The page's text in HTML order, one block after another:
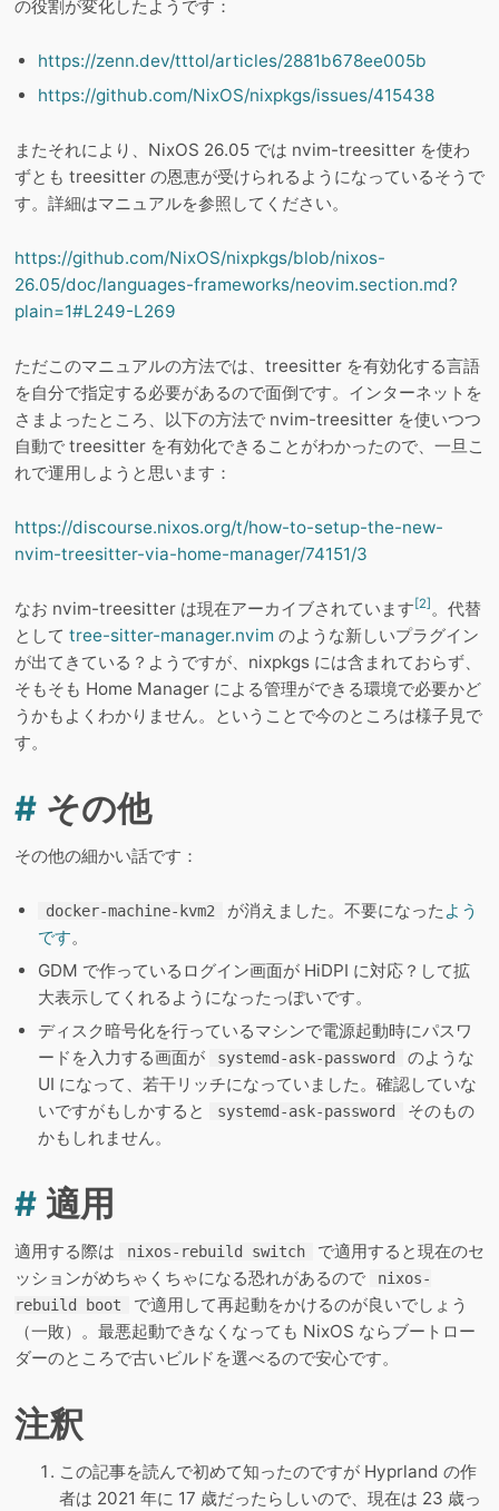
の役割が変化したようです：
https://zenn.dev/tttol/articles/2881b678ee005b
https://github.com/NixOS/nixpkgs/issues/415438
またそれにより、NixOS 26.05 では nvim-treesitter を使わ
ずとも treesitter の恩恵が受けられるようになっているそうで
す。詳細はマニュアルを参照してください。
https://github.com/NixOS/nixpkgs/blob/nixos-
26.05/doc/languages-frameworks/neovim.section.md?
plain=1#L249-L269
ただこのマニュアルの方法では、treesitter を有効化する言語
を自分で指定する必要があるので面倒です。インターネットを
さまよったところ、以下の方法で nvim-treesitter を使いつつ
自動で treesitter を有効化できることがわかったので、一旦こ
れで運用しようと思います：
https://discourse.nixos.org/t/how-to-setup-the-new-
nvim-treesitter-via-home-manager/74151/3
なお nvim-treesitter は現在アーカイブされています[2] 。代替
として tree-sitter-manager.nvim のような新しいプラグイン
が出てきている？ようですが、nixpkgs には含まれておらず、
そもそも Home Manager による管理ができる環境で必要かど
うかもよくわかりません。ということで今のところは様子見で
す。
# その他
その他の細かい話です：
docker-machine-kvm2 が消えました。不要になった よう
です。
GDM で作っているログイン画面が HiDPI に対応？して拡
大表示してくれるようになったっぽいです。
ディスク暗号化を行っているマシンで電源起動時にパスワ
ードを入力する画面が
systemd-ask-password
のような
UI になって、若干リッチになっていました。確認していな
いですがもしかすると
systemd-ask-password
そのもの
かもしれません。
# 適用
適用する際は nixos-rebuild switch
で適用すると現在のセ
ッションがめちゃくちゃになる恐れがあるので
nixos-
rebuild boot
で適用して再起動をかけるのが良いでしょう
（一敗）。最悪起動できなくなっても NixOS ならブートロー
ダーのところで古いビルドを選べるので安心です。
注釈
この記事を読んで初めて知ったのですが Hyprland の作
者は 2021 年に 17 歳だったらしいので、現在は 23 歳っ